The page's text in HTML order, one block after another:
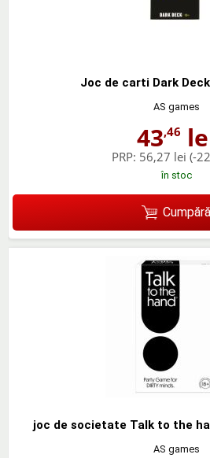
Joc de carti Dark
AS games
43,46
PRP: 56,27 lei (-
în stoc
Cumpără
joc de societate Talk to the
AS games